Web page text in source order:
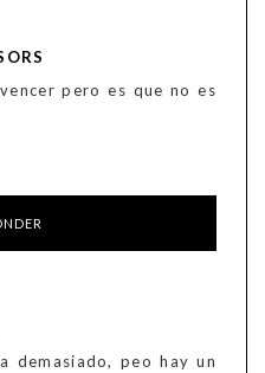
pero es que no es
demasiado, peo hay un